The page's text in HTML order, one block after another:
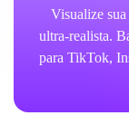
Visualize sua
ultra-realista.
para TikTok,